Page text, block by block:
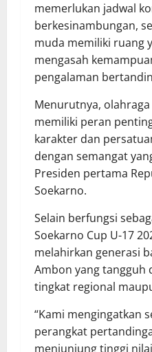
memerlukan jadwal
berkesinambungan,
muda memiliki ruang
mengasah
pengalaman
Menurutnya,
memiliki peran
karakter dan
dengan semangat
Presiden pertama
Soekarno.
Selain berfungsi
Soekarno Cup U-17
melahirkan generasi
Ambon yang tangguh
tingkat regional
“Kami mengingatkan
perangkat
menjunjung tinggi